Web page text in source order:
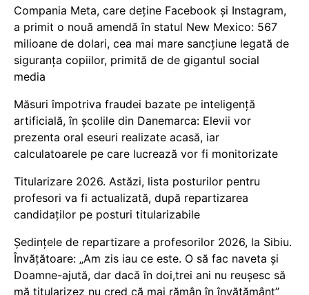
Compania Meta, care deține Facebook și Instagram,
a primit o nouă amendă în statul New Mexico: 567
milioane de dolari, cea mai mare sancțiune legată de
siguranța copiilor, primită de de gigantul social
media
Măsuri împotriva fraudei bazate pe inteligență
artificială, în școlile din Danemarca: Elevii vor
prezenta oral eseuri realizate acasă, iar
calculatoarele pe care lucrează vor fi monitorizate
Titularizare 2026. Astăzi, lista posturilor pentru
profesori va fi actualizată, după repartizarea
candidaților pe posturi titularizabile
Ședințele de repartizare a profesorilor 2026, la Sibiu.
Învățătoare: „Am zis iau ce este. O să fac naveta și
Doamne-ajută, dar dacă în doi,trei ani nu reușesc să
mă titularizez nu cred că mai rămân în învățământ”